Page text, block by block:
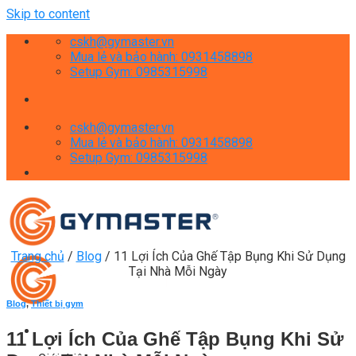
Skip to content
cskh@gymaster.vn
Mua lẻ và bảo hành: 0931458898
Setup Gym: 0985315998
cskh@gymaster.vn
Mua lẻ và bảo hành: 0931458898
Setup Gym: 0985315998
Trang chủ / Blog / 11 Lợi Ích Của Ghế Tập Bụng Khi Sử Dụng
Tại Nhà Mỗi Ngày
Blog,Thiết bị gym
11 Lợi Ích Của Ghế Tập Bụng Khi Sử